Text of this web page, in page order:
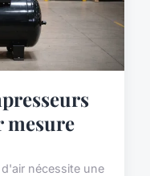
mesure
nécessite une